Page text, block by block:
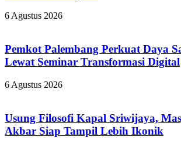
6 Agustus 2026
Pemkot Palembang Perkuat Daya
Lewat Seminar Transformasi Digital
6 Agustus 2026
Usung Filosofi Kapal Sriwijaya,
Akbar Siap Tampil Lebih Ikonik